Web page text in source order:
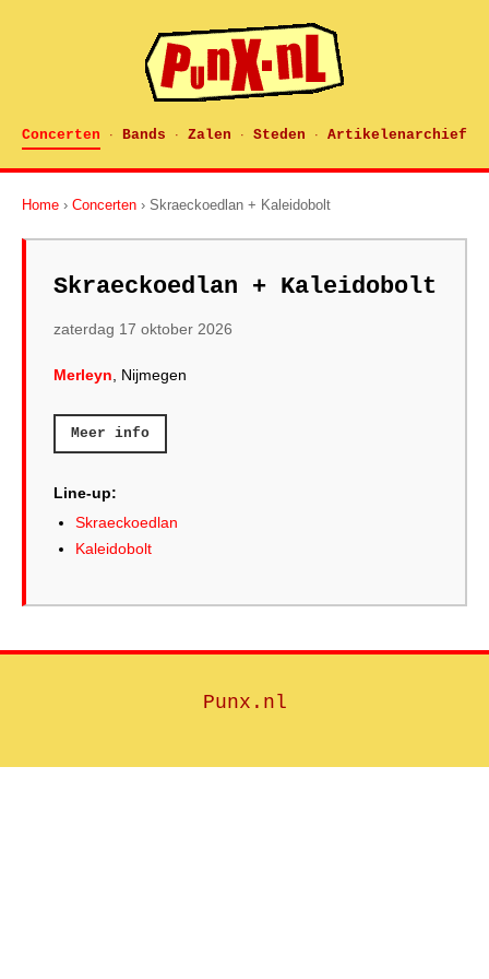
Concerten · Bands · Zalen · Steden · Artikelenarchief
Home › Concerten › Skraeckoedlan + Kaleidobolt
Skraeckoedlan + Kaleidobolt
zaterdag 17 oktober 2026
Merleyn , Nijmegen
Meer info
Line-up:
Skraeckoedlan
Kaleidobolt
Punx.nl